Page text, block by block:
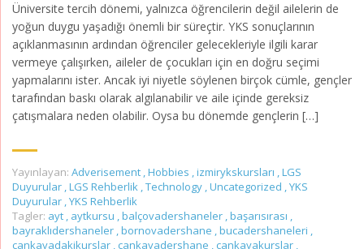
Üniversite tercih dönemi, yalnızca öğrencilerin değil ailelerin de
yoğun duygu yaşadığı önemli bir süreçtir. YKS sonuçlarının
açıklanmasının ardından öğrenciler gelecekleriyle ilgili karar
vermeye çalışırken, aileler de çocukları için en doğru seçimi
yapmalarını ister. Ancak iyi niyetle söylenen birçok cümle, gençler
tarafından baskı olarak algılanabilir ve aile içinde gereksiz
çatışmalara neden olabilir. Oysa bu dönemde gençlerin […]
Yayınlayan: Adverisement ,Hobbies ,izmirykskursları ,LGS
Duyurular ,LGS Rehberlik ,Technology ,Uncategorized ,YKS
Duyurular ,YKS Rehberlik
Tagler: ayt , aytkursu ,balçovadershaneler ,başarısırası ,
bayraklıdershaneler ,bornovadershane ,bucadershaneleri ,
çankayadakikurslar , çankayadershane , çankayakurslar ,